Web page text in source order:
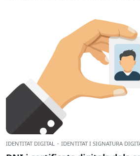
IDENTITAT DIGITAL · IDENTITAT I SIGNATURA